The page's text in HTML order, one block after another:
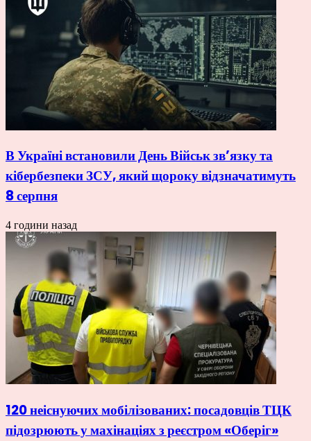
В Україні встановили День Військ зв’язку та
кібербезпеки ЗСУ, який щороку відзначатимуть
8 серпня
4 години назад
120 неіснуючих мобілізованих: посадовців ТЦК
підозрюють у махінаціях з реєстром «Оберіг»